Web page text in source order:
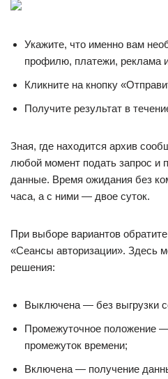
Укажите, что именно вам
профилю, платежи, реклама
Кликните на кнопку
Получите результат в
Зная, где находится архив
любой момент подать запрос и
данные. Время ожидания без
часа, а с ними — двое суток.
При выборе вариантов
«Сеансы авторизации». Здесь
решения:
Выключена — без выгрузки
Промежуточное положение
промежуток времени;
Включена — получение